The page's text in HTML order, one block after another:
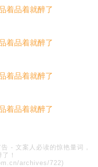
- 文案人必读的惊艳量词，
！
archives/722)